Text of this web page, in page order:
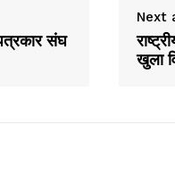
संघ
Next
खुला